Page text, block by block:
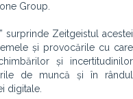
Group.
surprinde Zeitgeistul acestei
și provocările cu care
și incertitudinilor
de muncă și în rândul
digitale.